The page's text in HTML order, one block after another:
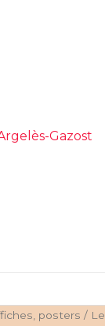
Gazost
posters /